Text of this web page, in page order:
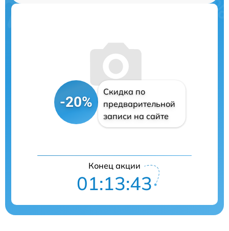
-20%
Скидка по
предварительной
записи на сайте
Конец акции
01:13:42